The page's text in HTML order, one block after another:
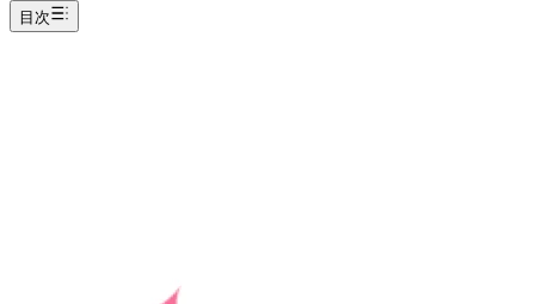
目次